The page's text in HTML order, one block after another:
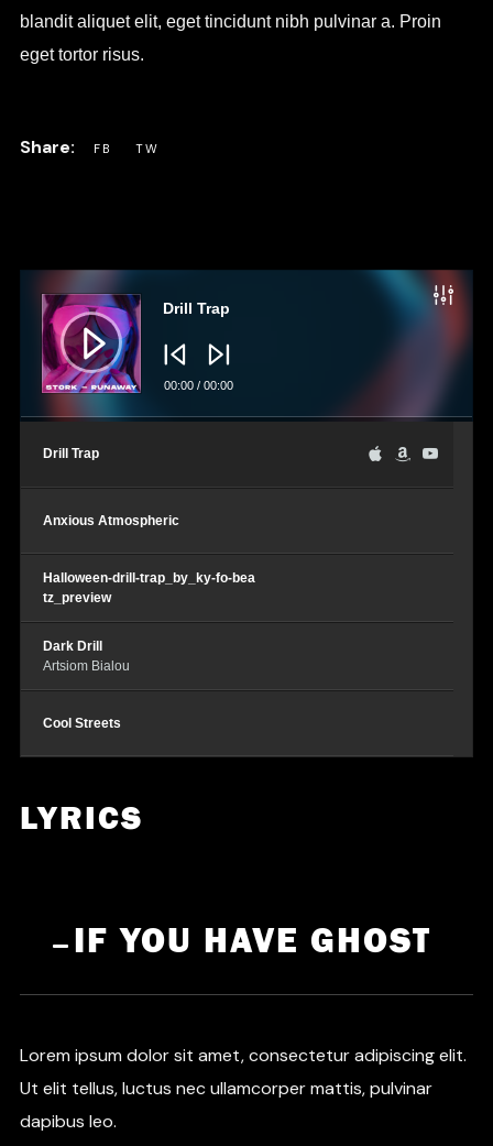
Lecteur
Drill Trap
00:00/ 00:00
Drill Trap
Anxious Atmospheric
Halloween-drill-trap_by_ky-fo-bea
tz_preview
Dark Drill
Artsiom Bialou
Cool Streets
LYRICS
IF YOU HAVE GHOST
Lorem ipsum dolor sit amet, consectetur adipiscing elit.
Ut elit tellus, luctus nec ullamcorper mattis, pulvinar
dapibus leo.
blandit aliquet elit, eget tincidunt nibh pulvinar a. Proin
eget tortor risus.